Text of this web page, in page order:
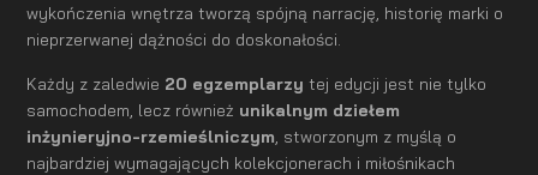
wykończenia wnętrza tworzą spójną narrację, historię marki o
nieprzerwanej dążności do doskonałości.
Każdy z zaledwie 20 egzemplarzy tej edycji jest nie tylko
samochodem, lecz również unikalnym dziełem
inżynieryjno-rzemieślniczym, stworzonym z myślą o
najbardziej wymagających kolekcjonerach i miłośnikach